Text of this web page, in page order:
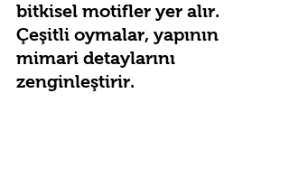
bitkisel motifler yer alır.
Çeşitli oymalar, yapının
mimari detaylarını
zenginleştirir.